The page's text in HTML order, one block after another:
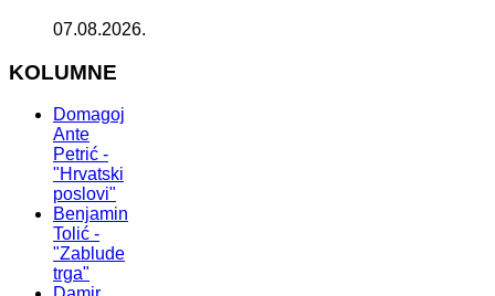
07.08.2026.
KOLUMNE
Domagoj
Ante
Petrić -
"Hrvatski
poslovi"
Benjamin
Tolić -
"Zablude
trga"